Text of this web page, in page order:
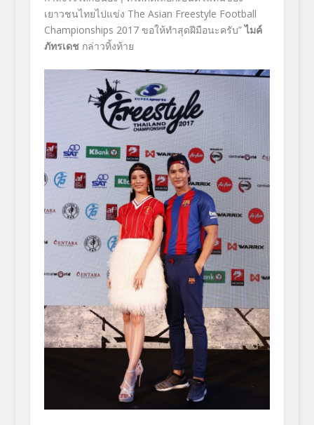
เยาวชนไทยไปแข่ง The Asian Freestyle Football
Championships 2017 ขอให้ทำสุดฝีมือนะครับ”ไมค์
ภัทรเดชกล่าวทิ้งท้าย